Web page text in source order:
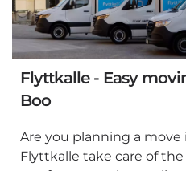
Flyttkalle - Easy
Boo
Are you planning a move
Flyttkalle take care of